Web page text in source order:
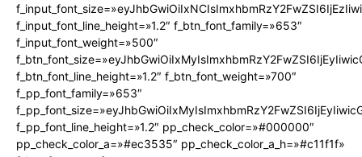
f_input_font_line_height=»1.2″ f_btn_font_family=»653″
f_input_font_weight=»500″
f_btn_font_line_height=»1.2″ f_btn_font_weight=»700″
f_pp_font_family=»653″
f_pp_font_line_height=»1.2″ pp_check_color=»#000000″
pp_check_color_a=»#ec3535″ pp_check_color_a_h=»#c11f1f»